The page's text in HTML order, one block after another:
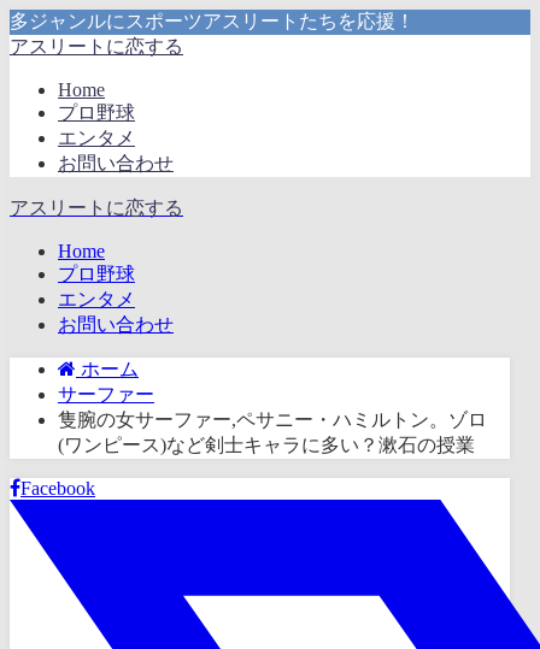
多ジャンルにスポーツアスリートたちを応援！
アスリートに恋する
Home
プロ野球
エンタメ
お問い合わせ
アスリートに恋する
Home
プロ野球
エンタメ
お問い合わせ
ホーム
サーファー
隻腕の女サーファー,ペサニー・ハミルトン。ゾロ
(ワンピース)など剣士キャラに多い？漱石の授業
Facebook